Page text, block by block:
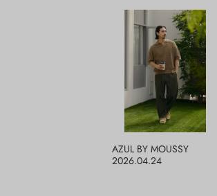
2026.04.24
AZUL BY MOUSSY